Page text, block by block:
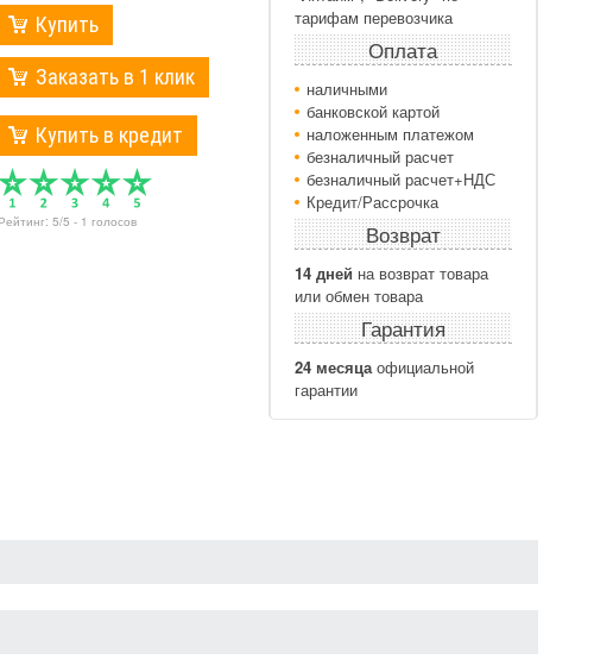
Купить
Заказать в 1 клик
Купить в кредит
Рейтинг: 5/5 - 1 голосов
тарифам перевозчика
Оплата
наличными
банковской картой
наложенным платежом
безналичный расчет
безналичный расчет+НДС
Кредит/Рассрочка
Возврат
14 дней на возврат товара
или обмен товара
Гарантия
24 месяцаофициальной
гарантии